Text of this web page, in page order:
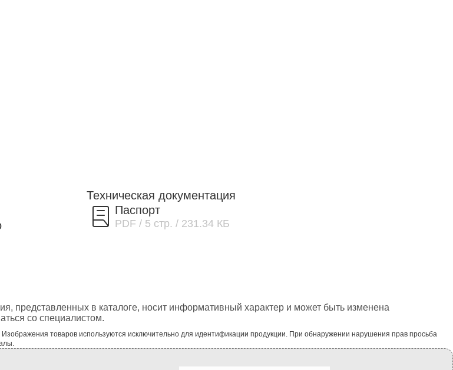
Техническая документация
Паспорт
PDF / 5 стр. / 231.34 КБ
представленных в каталоге, носит информативный характер и может быть изменена
со специалистом.
товаров используются исключительно для идентификации продукции. При обнаружении нарушения прав просьба